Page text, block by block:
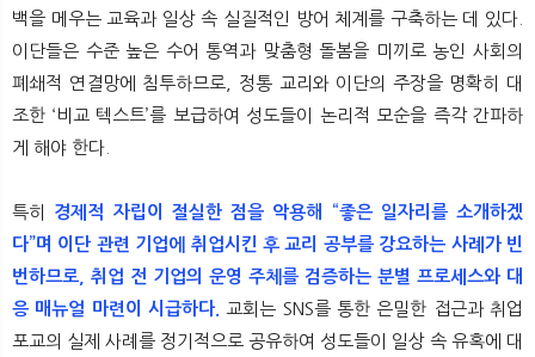
백을 메우는 교육과 일상 속 실질적인 방어 체계를 구축하는 데 있다.
이단들은 수준 높은 수어 통역과 맞춤형 돌봄을 미끼로 농인 사회의
폐쇄적 연결망에 침투하므로, 정통 교리와 이단의 주장을 명확히 대
조한 ‘비교 텍스트’를 보급하여 성도들이 논리적 모순을 즉각 간파하
게 해야 한다.
특히 경제적 자립이 절실한 점을 악용해 “좋은 일자리를 소개하겠
다”며 이단 관련 기업에 취업시킨 후 교리 공부를 강요하는 사례가 빈
번하므로, 취업 전 기업의 운영 주체를 검증하는 분별 프로세스와 대
응 매뉴얼 마련이 시급하다.
교회는 SNS를 통한 은밀한 접근과 취업
포교의 실제 사례를 정기적으로 공유하여 성도들이 일상 속 유혹에 대